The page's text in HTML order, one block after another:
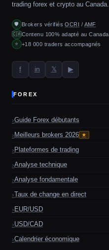
trading forex et crypto au Canada.
🛡 Brokers vérifiésOCRI / AMF
🇨🇦Contenu 100% adapté au Canada
⭐ +18 000 traders accompagnés
f in 𝕏 ▶
FOREX
Guide Forex débutants
Meilleurs brokers 2026 ★
Plateformes de trading
Analyse technique
Analyse fondamentale
Taux de change en direct
EUR/USD
USD/CAD
Calendrier économique